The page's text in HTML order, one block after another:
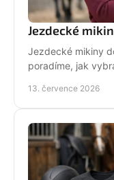
Jezdecké
Jezdecké mikiny
poradíme, jak
13. července 2026